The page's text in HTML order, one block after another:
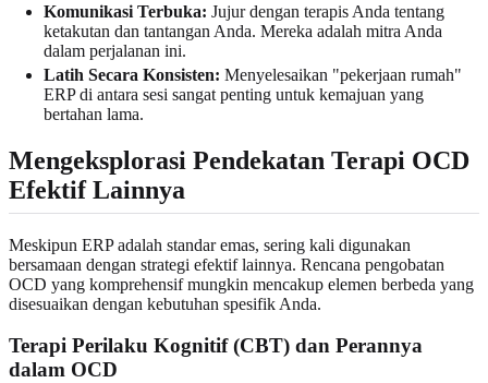
Komunikasi Terbuka: Jujur dengan terapis Anda tentang
ketakutan dan tantangan Anda. Mereka adalah mitra Anda
dalam perjalanan ini.
Latih Secara Konsisten: Menyelesaikan "pekerjaan rumah"
ERP di antara sesi sangat penting untuk kemajuan yang
bertahan lama.
Mengeksplorasi Pendekatan Terapi OCD
Efektif Lainnya
Meskipun ERP adalah standar emas, sering kali digunakan
bersamaan dengan strategi efektif lainnya. Rencana pengobatan
OCD yang komprehensif mungkin mencakup elemen berbeda yang
disesuaikan dengan kebutuhan spesifik Anda.
Terapi Perilaku Kognitif (CBT) dan Perannya
dalam OCD